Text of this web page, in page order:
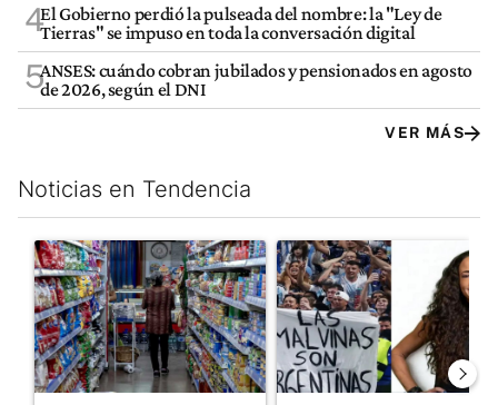
4El Gobierno perdió la pulseada del nombre: la "Ley de
Tierras" se impuso en toda la conversación digital
5ANSES: cuándo cobran jubilados y pensionados en agosto
de 2026, según el DNI
VER MÁS
Noticias en Tendencia
Este listado muestra los artículos con más comentarios en los
Un artículo de tendencia con el título "La inflación en CABA
Un artículo de tendencia con